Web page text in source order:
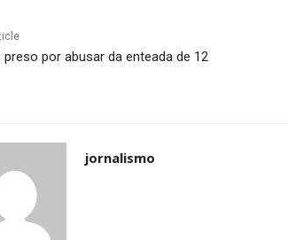
por abusar da enteada de 12
jornalismo